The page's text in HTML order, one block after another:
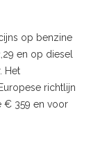
op benzine
en op diesel
Het
richtlijn
€ 359 en voor